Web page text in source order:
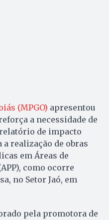
(MPGO) apresentou
a necessidade de
de impacto
realização de obras
em Áreas de
como ocorre
no Setor Jaó, em
pela promotora de